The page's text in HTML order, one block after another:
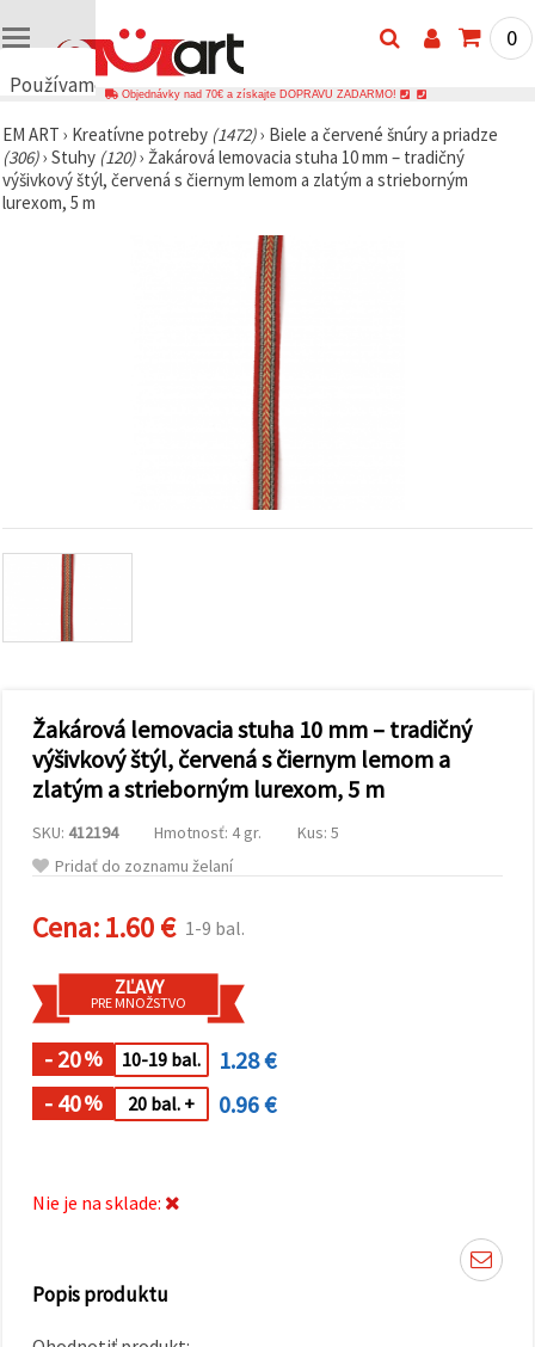
Používame
🍪
Používame
cookies a
podobné
relevantnejší
reklamu, aj
s pomocou
partnerov
pre
súhlasiť s
používaním
všetkých
súborov
cookie
na "Prijať
všetky!"
Alebo
uviesť svoje
preferencie
Nastaveniach
výberom
daného
súborov
cookie a
kliknutím
na tlačidlo
všetko
0
Objednávky nad 70€ a získajte DOPRAVU ZADARMO!
EM ART › Kreatívne potreby (1472)› Biele a červené šnúry a priadze
(306)› Stuhy (120)› Žakárová lemovacia stuha 10 mm – tradičný
výšivkový štýl, červená s čiernym lemom a zlatým a strieborným
lurexom, 5 m
Žakárová lemovacia stuha 10 mm – tradičný
výšivkový štýl, červená s čiernym lemom a
zlatým a strieborným lurexom, 5 m
SKU: 412194 Hmotnosť: 4 gr.
Kus: 5
Pridať do zoznamu želaní
Cena:1.60 € 1-9 bal.
ZĽAVY
PRE MNOŽSTVO
- 20% 10-19 bal.
1.28 €
- 40% 20 bal. + 0.96 €
Nie je na sklade:
Popis produktu